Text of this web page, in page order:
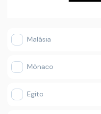
Malásia
Mônaco
Egito